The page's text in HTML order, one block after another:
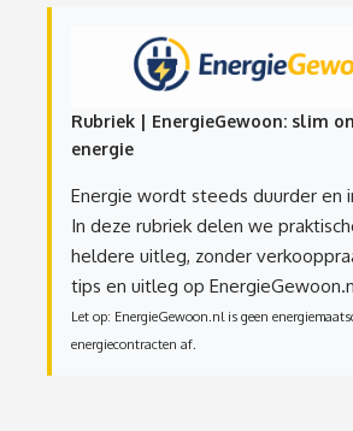
Rubriek | EnergieGewoon: slim
energie
Energie wordt steeds duurder en
In deze rubriek delen we
heldere uitleg, zonder
tips en uitleg op
Let op: EnergieGewoon.nl is geen
energiecontracten af.